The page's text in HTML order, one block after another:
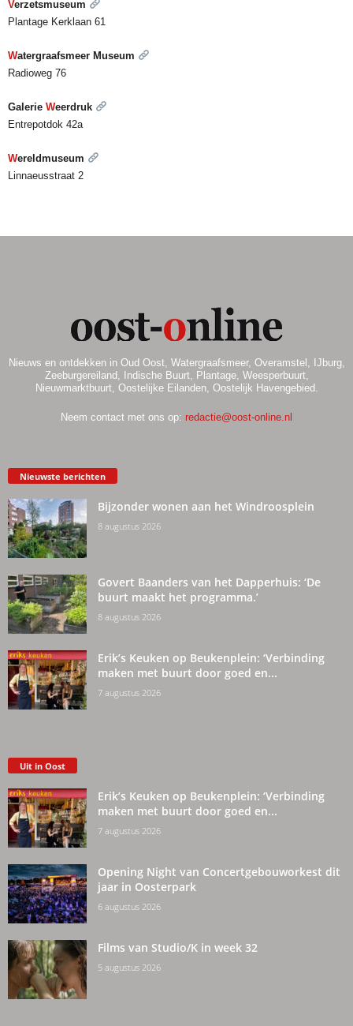
Verzetsmuseum
Plantage Kerklaan 61
Watergraafsmeer Museum
Radioweg 76
Galerie Weerdruk
Entrepotdok 42a
Wereldmuseum
Linnaeusstraat 2
Nieuws en ontdekken in Oud Oost, Watergraafsmeer, Overamstel, IJburg,
Zeeburgereiland, Indische Buurt, Plantage, Weesperbuurt,
Nieuwmarktbuurt, Oostelijke Eilanden, Oostelijk Havengebied.
Neem contact met ons op: redactie@oost-online.nl
Nieuwste berichten
Bijzonder wonen aan het Windroosplein
8 augustus 2026
Govert Baanders van het Dapperhuis: ‘De
buurt maakt het programma.’
8 augustus 2026
Erik’s Keuken op Beukenplein: ‘Verbinding
maken met buurt door goed en...
7 augustus 2026
Uit in Oost
Erik’s Keuken op Beukenplein: ‘Verbinding
maken met buurt door goed en...
7 augustus 2026
Opening Night van Concertgebouworkest dit
jaar in Oosterpark
6 augustus 2026
Films van Studio/K in week 32
5 augustus 2026